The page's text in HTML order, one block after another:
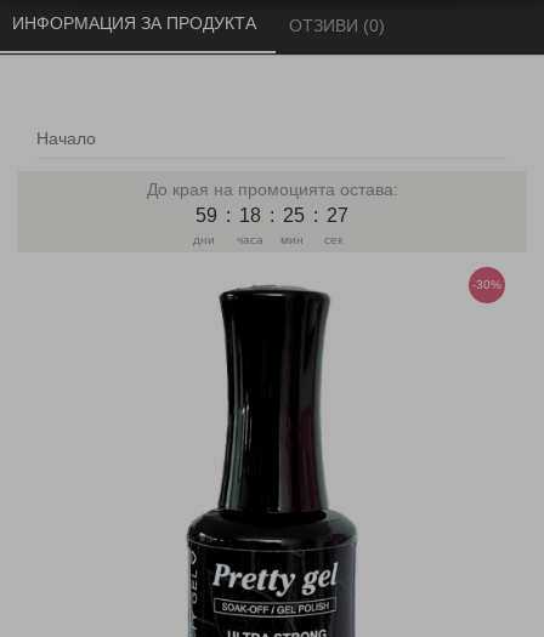
Начало
ИНФОРМАЦИЯ ЗА ПРОДУКТА ОТЗИВИ (0)
До края на промоцията остава:
59
дни
: 18
часа
: 25
мин
: 27
сек
-30%